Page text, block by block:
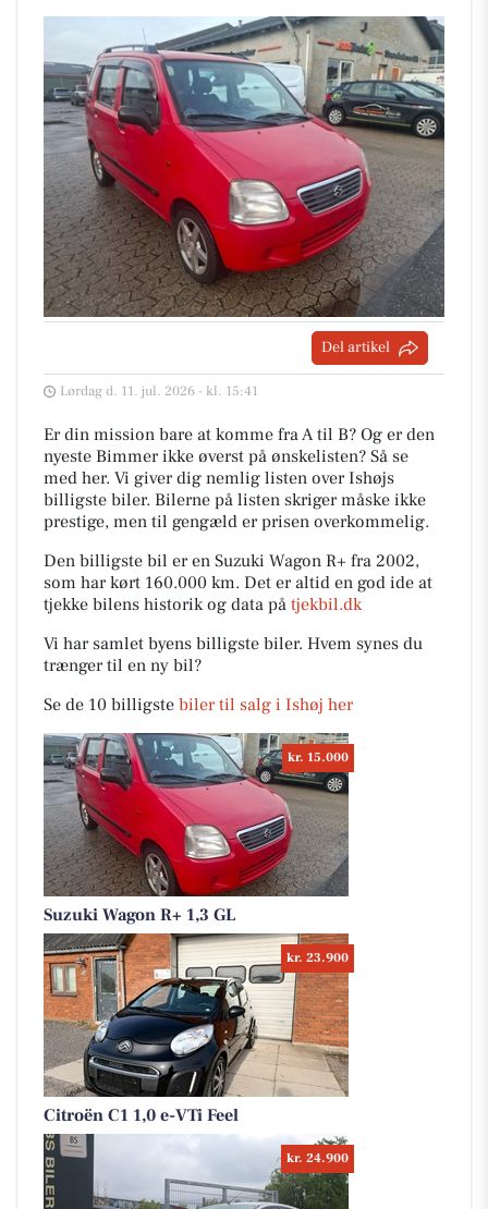
Del artikel
Lørdag d. 11. jul. 2026 - kl. 15:41
Er din mission bare at komme fra A til B? Og er den
nyeste Bimmer ikke øverst på ønskelisten? Så se
med her. Vi giver dig nemlig listen over Ishøjs
billigste biler. Bilerne på listen skriger måske ikke
prestige, men til gengæld er prisen overkommelig.
Den billigste bil er en Suzuki Wagon R+ fra 2002,
som har kørt 160.000 km. Det er altid en god ide at
tjekke bilens historik og data på tjekbil.dk
Vi har samlet byens billigste biler. Hvem synes du
trænger til en ny bil?
Se de 10 billigste biler til salg i Ishøj her
kr. 15.000
Suzuki Wagon R+ 1,3 GL
kr. 23.900
Citroën C1 1,0 e-VTi Feel
kr. 24.900